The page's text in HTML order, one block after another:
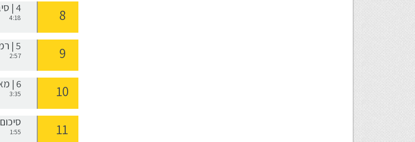
4 | סיבת המוטיבציה
4:18
5 | רמת הפעילות
2:57
6 | מאפייני החלטה
3:35
סיכום
1:55